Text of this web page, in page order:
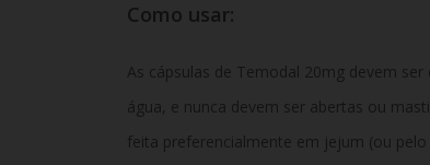
Como usar:
As cápsulas de Temodal 20mg devem
água, e nunca devem ser abertas ou
feita preferencialmente em jejum (ou